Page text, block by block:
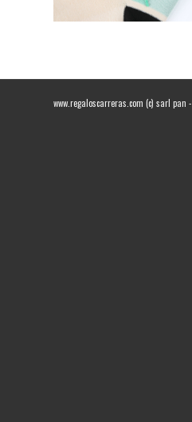
www.regaloscarreras.com (c) sarl pan -